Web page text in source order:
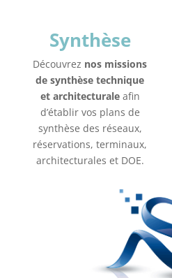
Synthèse
Découvrez nos missions
de synthèse technique
et architecturale afin
d’établir vos plans de
synthèse des réseaux,
réservations, terminaux,
architecturales et DOE.